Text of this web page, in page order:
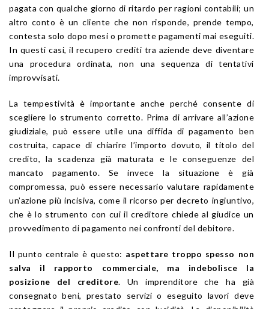
pagata con qualche giorno di ritardo per ragioni contabili; un
altro conto è un cliente che non risponde, prende tempo,
contesta solo dopo mesi o promette pagamenti mai eseguiti.
In questi casi, il recupero crediti tra aziende deve diventare
una procedura ordinata, non una sequenza di tentativi
improvvisati.
La tempestività è importante anche perché consente di
scegliere lo strumento corretto. Prima di arrivare all’azione
giudiziale, può essere utile una diffida di pagamento ben
costruita, capace di chiarire l’importo dovuto, il titolo del
credito, la scadenza già maturata e le conseguenze del
mancato pagamento. Se invece la situazione è già
compromessa, può essere necessario valutare rapidamente
un’azione più incisiva, come il ricorso per decreto ingiuntivo,
che è lo strumento con cui il creditore chiede al giudice un
provvedimento di pagamento nei confronti del debitore.
Il punto centrale è questo: aspettare troppo spesso non
salva il rapporto commerciale, ma indebolisce la
posizione del creditore. Un imprenditore che ha già
consegnato beni, prestato servizi o eseguito lavori deve